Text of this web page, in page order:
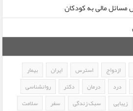
ازدواج استرس ایران
بیمار
درد درمان دکتر
روانشناسی
زیبایی سبک زندگی سفر
سلامت